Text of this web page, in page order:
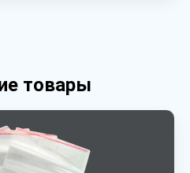
товары